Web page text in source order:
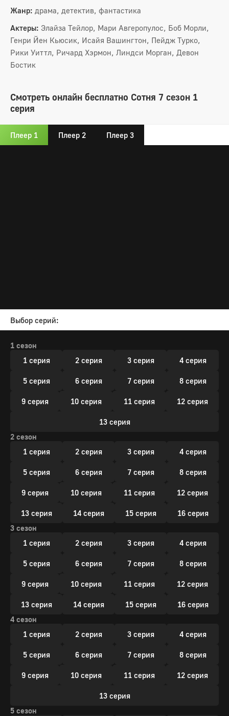
Жанр: драма, детектив, фантастика
Актеры: Элайза Тейлор, Мари Авгеропулос, Боб Морли,
Генри Йен Кьюсик, Исайя Вашингтон, Пейдж Турко,
Рики Уиттл, Ричард Хэрмон, Линдси Морган, Девон
Бостик
Смотреть онлайн бесплатно Сотня 7 сезон 1
серия
Плеер 1 Плеер 2 Плеер 3
Выбор серий:
1 сезон
1 серия
2 серия 3 серия 4 серия
5 серия 6 серия 7 серия 8 серия
9 серия 10 серия 11 серия 12 серия
13 серия
2 сезон
1 серия
2 серия 3 серия 4 серия
5 серия 6 серия 7 серия 8 серия
9 серия 10 серия 11 серия 12 серия
13 серия 14 серия 15 серия
16 серия
3 сезон
1 серия
2 серия 3 серия 4 серия
5 серия 6 серия 7 серия 8 серия
9 серия 10 серия 11 серия 12 серия
13 серия 14 серия 15 серия
16 серия
4 сезон
1 серия
2 серия 3 серия 4 серия
5 серия 6 серия 7 серия 8 серия
9 серия 10 серия 11 серия 12 серия
13 серия
5 сезон